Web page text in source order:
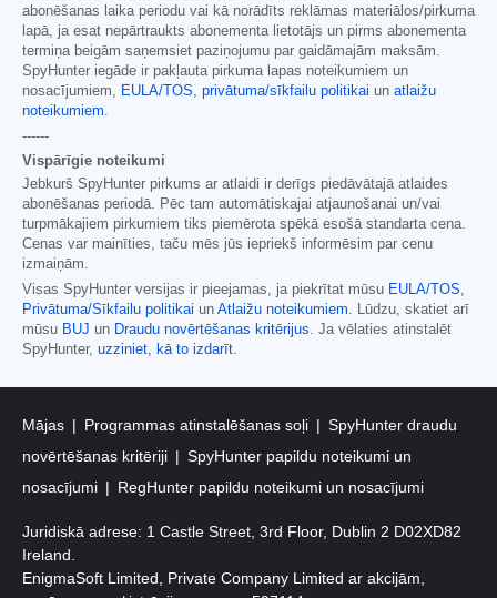
abonēšanas laika periodu vai kā norādīts reklāmas materiālos/pirkuma
lapā, ja esat nepārtraukts abonementa lietotājs un pirms abonementa
termiņa beigām saņemsiet paziņojumu par gaidāmajām maksām.
SpyHunter iegāde ir pakļauta pirkuma lapas noteikumiem un
nosacījumiem,
EULA/TOS privātuma/sīkfailu politikai un atlaižu
noteikumiem
------
Vispārīgie noteikumi
Jebkurš SpyHunter pirkums ar atlaidi ir derīgs piedāvātajā atlaides
abonēšanas periodā. Pēc tam automātiskajai atjaunošanai un/vai
turpmākajiem pirkumiem tiks piemērota spēkā esošā standarta cena.
Cenas var mainīties, taču mēs jūs iepriekš informēsim par cenu
izmaiņām.
Visas SpyHunter versijas ir pieejamas, ja piekrītat mūsu EULA/TOS
Privātuma/Sīkfailu politikai un Atlaižu noteikumiem . Lūdzu, skatiet arī
mūsu BUJ un Draudu novērtēšanas kritērijus . Ja vēlaties atinstalēt
SpyHunter, uzziniet, kā to izdarīt
Mājas Programmas atinstalēšanas soļi
SpyHunter draudu
novērtēšanas kritēriji
SpyHunter papildu noteikumi un
nosacījumi
RegHunter papildu noteikumi un nosacījumi
Juridiskā adrese: 1 Castle Street, 3rd Floor, Dublin 2 D02XD82
Ireland.
EnigmaSoft Limited, Private Company Limited ar akcijām,